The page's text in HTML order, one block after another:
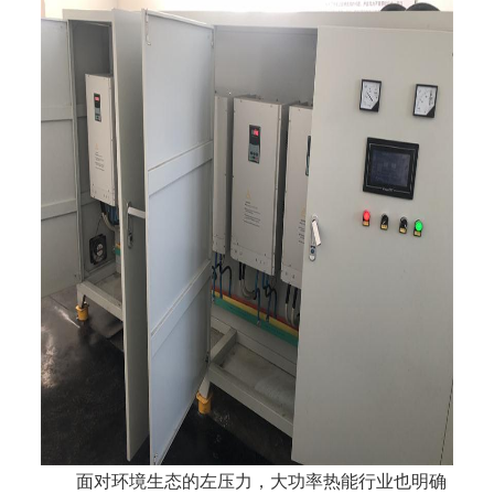
面对环境生态的左压力，大功率热能行业也明确